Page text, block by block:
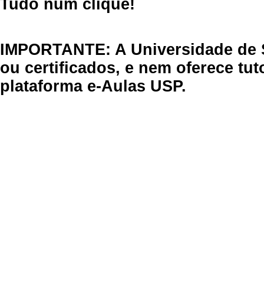
Tudo num clique!
IMPORTANTE: A Universidade
ou certificados, e nem oferece
plataforma e-Aulas USP.